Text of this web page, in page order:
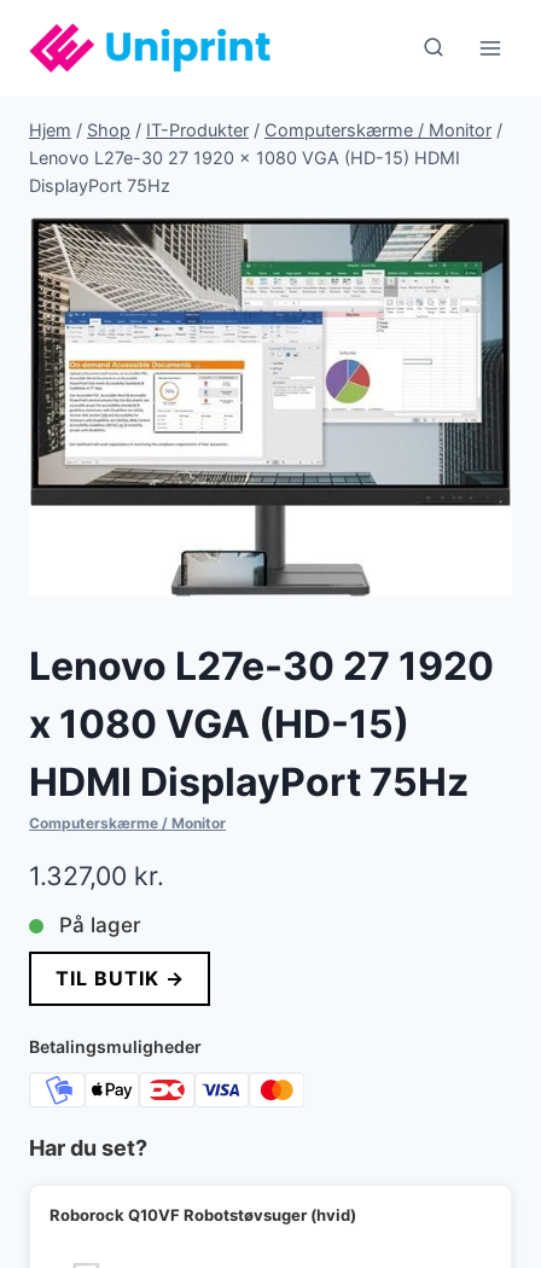
indhold
Hjem / Shop / IT-Produkter / Computerskærme / Monitor /
Lenovo L27e-30 27 1920 x 1080 VGA (HD-15) HDMI
DisplayPort 75Hz
Lenovo L27e-30 27 1920
x 1080 VGA (HD-15)
HDMI DisplayPort 75Hz
Computerskærme / Monitor
1.327,00 kr.
På lager
TIL BUTIK →
Betalingsmuligheder
Har du set?
Roborock Q10VF Robotstøvsuger (hvid)